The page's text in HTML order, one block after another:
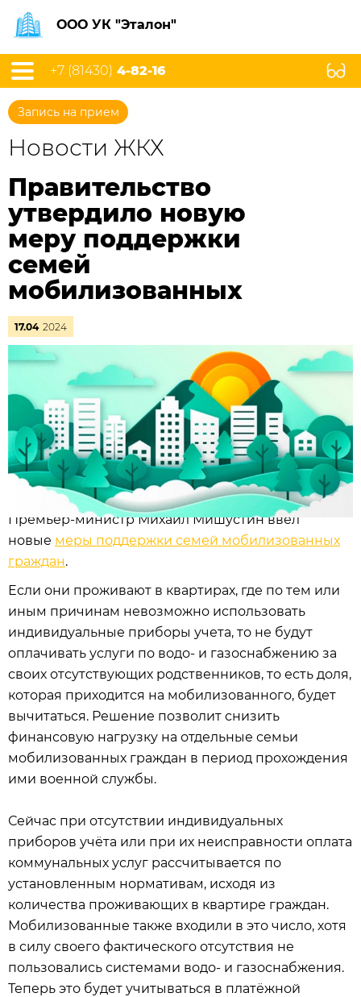
ООО УК "Эталон"
+7 (81430) 4-82-16
Запись на прием
Новости ЖКХ
Правительство
утвердило новую
меру поддержки
семей
мобилизованных
17.04 2024
Премьер-министр Михаил Мишустин ввел
новые меры поддержки семей мобилизованных
граждан.
Если они проживают в квартирах, где по тем или
иным причинам невозможно использовать
индивидуальные приборы учета, то не будут
оплачивать услуги по водо- и газоснабжению за
своих отсутствующих родственников, то есть доля,
которая приходится на мобилизованного, будет
вычитаться. Решение позволит снизить
финансовую нагрузку на отдельные семьи
мобилизованных граждан в период прохождения
ими военной службы.
Сейчас при отсутствии индивидуальных
приборов учёта или при их неисправности оплата
коммунальных услуг рассчитывается по
установленным нормативам, исходя из
количества проживающих в квартире граждан.
Мобилизованные также входили в это число, хотя
в силу своего фактического отсутствия не
пользовались системами водо- и газоснабжения.
Теперь это будет учитываться в платёжной